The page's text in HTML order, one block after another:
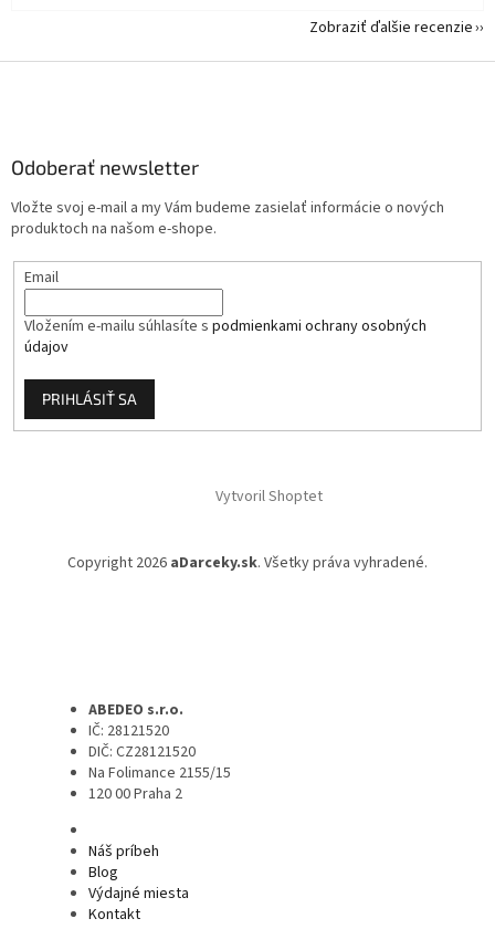
Zobraziť ďalšie recenzie
Odoberať newsletter
Vložte svoj e-mail a my Vám budeme zasielať informácie o nových
produktoch na našom e-shope.
Email
Vložením e-mailu súhlasíte s podmienkami ochrany osobných
údajov
PRIHLÁSIŤ SA
Vytvoril Shoptet
Copyright 2026 aDarceky.sk. Všetky práva vyhradené.
ABEDEO s.r.o.
IČ: 28121520
DIČ: CZ28121520
Na Folimance 2155/15
120 00 Praha 2
Náš príbeh
Blog
Výdajné miesta
Kontakt